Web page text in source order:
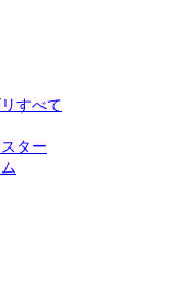
すべて
ター